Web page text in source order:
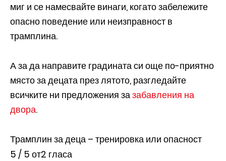
миг и се намесвайте винаги, когато забележите
опасно поведение или неизправност в
трамплина.
А за да направите градината си още по-приятно
място за децата през лятото, разгледайте
всичките ни предложения зазабавления на
двора.
Трамплин за деца – тренировка или опасност
5 / 5 от2 гласа